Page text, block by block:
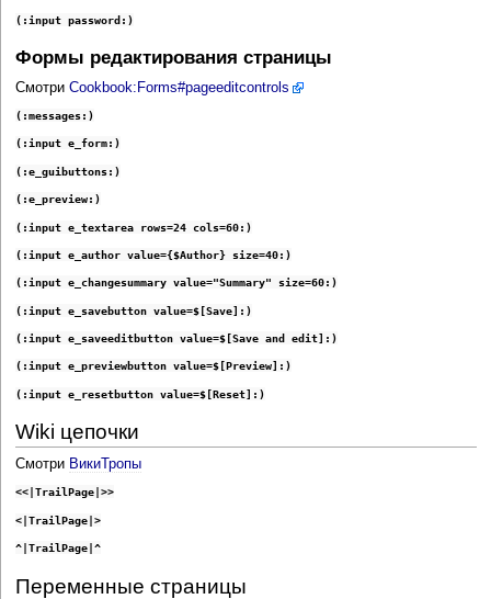
(:input password:)
Формы редактирования страницы
Смотри Cookbook:Forms#pageeditcontrols
(:messages:)
(:input e_form:)
(:e_guibuttons:)
(:e_preview:)
(:input e_textarea rows=24 cols=60:)
(:input e_author value={$Author} size=40:)
(:input e_changesummary value="Summary" size=60:)
(:input e_savebutton value=$[Save]:)
(:input e_saveeditbutton value=$[Save and edit]:)
(:input e_previewbutton value=$[Preview]:)
(:input e_resetbutton value=$[Reset]:)
Wiki цепочки
Смотри ВикиТропы
<<|TrailPage|>>
<|TrailPage|>
^|TrailPage|^
Переменные страницы